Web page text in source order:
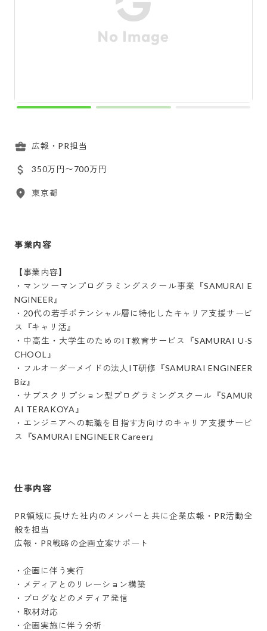
広報・PR担当
350万円〜700万円
東京都
事業内容
【事業内容】
・マンツーマンプログラミングスクール事業『SAMURAI E
NGINEER』
・20代の若手ポテンシャル層に特化したキャリア支援サービ
ス『キャリ活』
・中高生・大学生のためのIT教育サービス『SAMURAI U-S
CHOOL』
・フルオーダーメイドの法人IT研修『SAMURAI ENGINEER
Biz』
・サブスクリプション型プログラミングスクール『SAMUR
AI TERAKOYA』
・エンジニアへの転職を目指す方向けのキャリア支援サービ
ス『SAMURAI ENGINEER Career』
仕事内容
PR領域に長けた社内のメンバーと共に企業広報・PR活動全
般を担当
広報・PR戦略の企画立案サポート
・企画に伴う実行
・メディアとのリレーション構築
・ブログなどのメディア発信
・取材対応
・企画実施に伴う分析